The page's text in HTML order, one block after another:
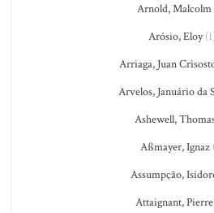
Arnold, Malcolm
Arósio, Eloy
Arriaga, Juan
Arvelos, Januário da
Ashewell,
Aßmayer, Ignaz
Assumpção,
Attaignant, Pierre